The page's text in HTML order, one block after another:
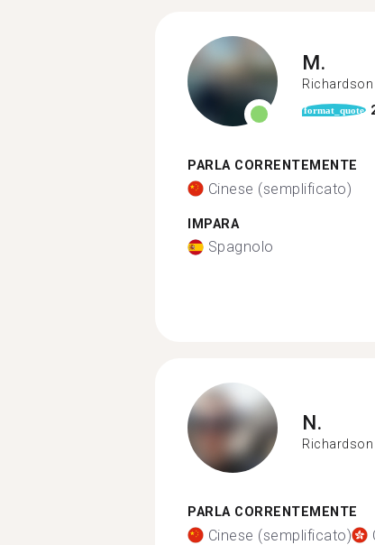
M.
Richardson
format_quote
PARLA CORRENTEMENTE
Cinese (semplificato)
IMPARA
Spagnolo
N.
Richardson
PARLA CORRENTEMENTE
Cinese (semplificato)